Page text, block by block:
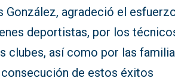
González, agradeció el
deportistas, por los
clubes, así como por las
de estos éxitos